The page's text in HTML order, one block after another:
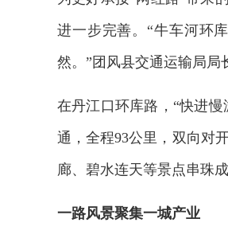
进一步完善。“牛车河环
然。”团风县交通运输局局
在丹江口环库路，“快进
通，全程93公里，双向对
廊、碧水连天等景点串珠
一路风景聚集一城产业